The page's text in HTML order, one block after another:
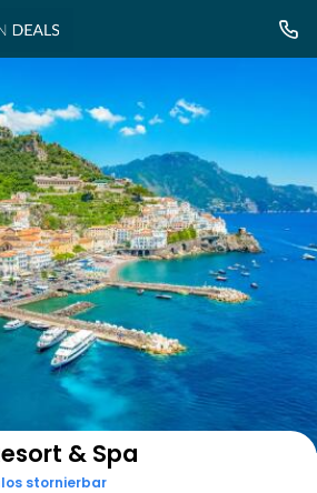
Auf der Karte anzeigen
& Spa
stornierbar